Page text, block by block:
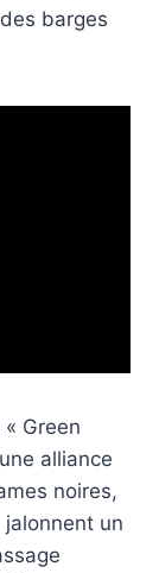
barges
Green
alliance
noires,
un